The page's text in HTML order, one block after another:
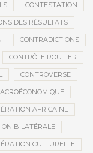
CONTESTATION
DES RÉSULTATS
CONTRADICTIONS
CONTRÔLE ROUTIER
CONTROVERSE
AFRICAINE
BILATÉRALE
CULTURELLE